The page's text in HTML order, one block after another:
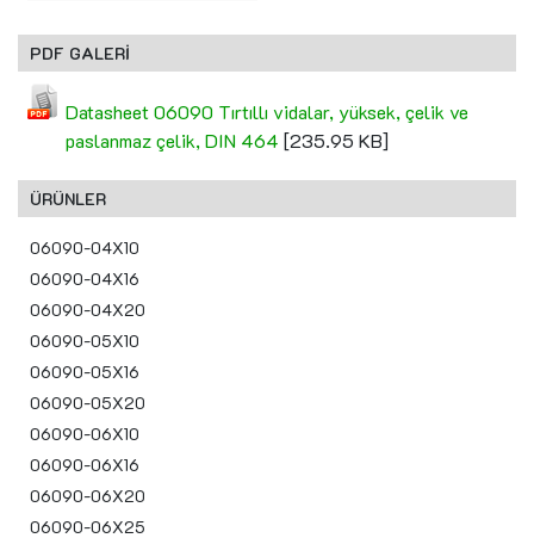
PDF GALERİ
Datasheet 06090 Tırtıllı vidalar, yüksek, çelik ve
paslanmaz çelik, DIN 464 [235.95 KB]
ÜRÜNLER
06090-04X10
06090-04X16
06090-04X20
06090-05X10
06090-05X16
06090-05X20
06090-06X10
06090-06X16
06090-06X20
06090-06X25